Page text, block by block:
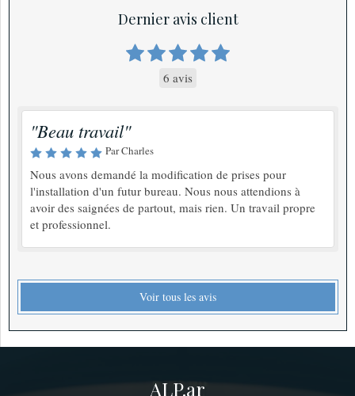
Dernier avis client
6 avis
"Beau travail"
Par Charles
Nous avons demandé la modification de prises pour
l'installation d'un futur bureau. Nous nous attendions à
avoir des saignées de partout, mais rien. Un travail propre
et professionnel.
Voir tous les avis
ALP.ar